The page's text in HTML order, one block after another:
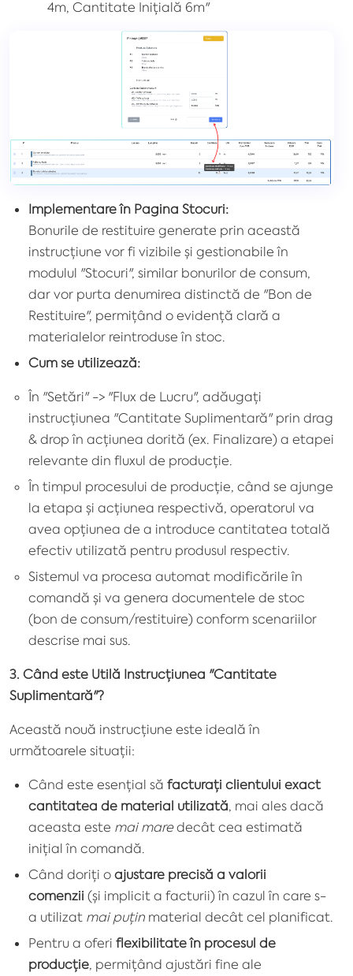
4m, Cantitate Inițială 6m"
Implementare în Pagina Stocuri:
Bonurile de restituire generate prin această
instrucțiune vor fi vizibile și gestionabile în
modulul "Stocuri", similar bonurilor de consum,
dar vor purta denumirea distinctă de "Bon de
Restituire", permițând o evidență clară a
materialelor reintroduse în stoc.
Cum se utilizează:
În "Setări" -> "Flux de Lucru", adăugați
instrucțiunea "Cantitate Suplimentară" prin drag
& drop în acțiunea dorită (ex. Finalizare) a etapei
relevante din fluxul de producție.
În timpul procesului de producție, când se ajunge
la etapa și acțiunea respectivă, operatorul va
avea opțiunea de a introduce cantitatea totală
efectiv utilizată pentru produsul respectiv.
Sistemul va procesa automat modificările în
comandă și va genera documentele de stoc
(bon de consum/restituire) conform scenariilor
descrise mai sus.
3. Când este Utilă Instrucțiunea "Cantitate
Suplimentară"?
Această nouă instrucțiune este ideală în
următoarele situații:
Când este esențial să facturați clientului exact
cantitatea de material utilizată, mai ales dacă
aceasta este mai maredecât cea estimată
inițial în comandă.
Când doriți o ajustare precisă a valorii
comenzii (și implicit a facturii) în cazul în care s-
a utilizat mai puțin material decât cel planificat.
Pentru a oferi flexibilitate în procesul de
producție, permițând ajustări fine ale